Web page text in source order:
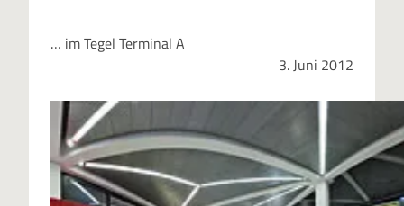
… im Tegel Terminal A
3. Juni 2012